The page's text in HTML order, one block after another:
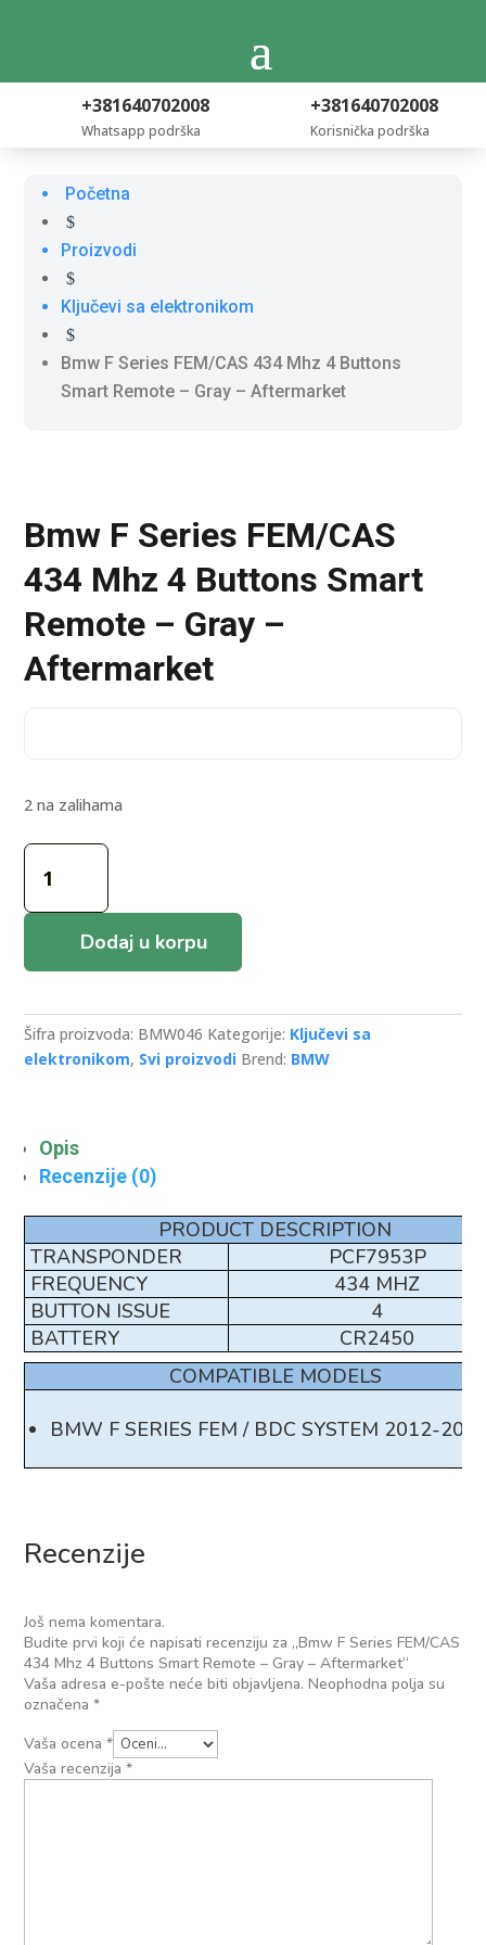
+381640702008
Whatsapp podrška
+381640702008
Korisnička podrška
Početna
$
Proizvodi
$
Ključevi sa elektronikom
$
Bmw F Series FEM/CAS 434 Mhz 4 Buttons
Smart Remote – Gray – Aftermarket
Bmw F Series FEM/CAS
434 Mhz 4 Buttons Smart
Remote – Gray –
Aftermarket
2 na zalihama
Bmw
Series
FEM/CAS
Mhz
Buttons
Smart
-
Aftermarket
Dodaj u korpu
Šifra proizvoda: BMW046 Kategorije: Ključevi sa
elektronikom, Svi proizvodi Brend: BMW
Opis
Recenzije (0)
PRODUCT DESCRIPTION
TRANSPONDER
PCF7953P
FREQUENCY
434 MHZ
BUTTON ISSUE
4
BATTERY
CR2450
COMPATIBLE MODELS
BMW F SERIES FEM / BDC SYSTEM 2012-
Recenzije
Još nema komentara.
Budite prvi koji će napisati recenziju za „Bmw F Series FEM/CAS
434 Mhz 4 Buttons Smart Remote – Gray – Aftermarket“
Vaša adresa e-pošte neće biti objavljena. Neophodna polja su
označena*
Vaša ocena*
Vaša recenzija*